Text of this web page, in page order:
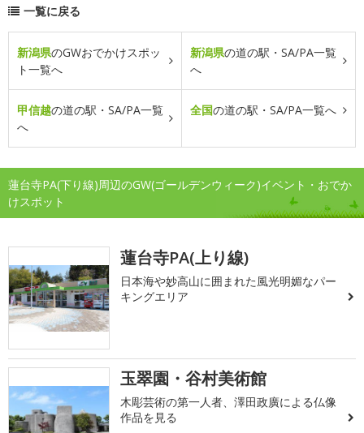
一覧に戻る
新潟県のGWおでかけスポッ
ト一覧へ
新潟県の道の駅・SA/PA一覧
へ
甲信越の道の駅・SA/PA一覧
へ
全国の道の駅・SA/PA一覧へ
蓮台寺PA(下り線)周辺のGW(ゴールデンウィーク)イベント・おでか
けスポット
蓮台寺PA(上り線)
日本海や妙高山に囲まれた風光明媚なパー
キングエリア
玉翠園・谷村美術館
木彫芸術の第一人者、澤田政廣による仏像
作品を見る